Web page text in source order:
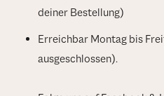
deiner Bestellung)
Erreichbar Montag bis
ausgeschlossen).